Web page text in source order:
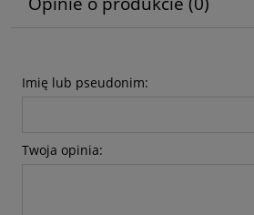
Imię lub pseudonim:
Twoja opinia: